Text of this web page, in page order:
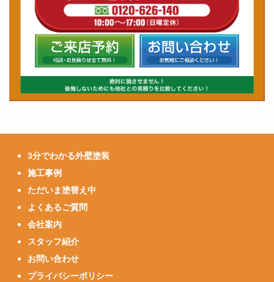
3分でわかる外壁塗装
施工事例
ただいま塗替え中
よくあるご質問
会社案内
スタッフ紹介
お問い合わせ
プライバシーポリシー